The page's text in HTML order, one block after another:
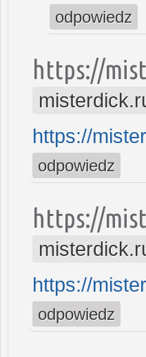
odpowiedz
https://
https://
odpowiedz
https://
https://
odpowiedz